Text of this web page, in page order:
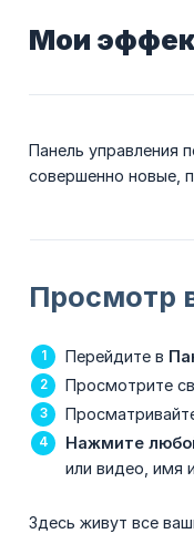
Мои
Панель управления
совершенно новые,
Просмотр
Перейдите в
Просмотрите
Нажмите
или видео, имя
Здесь живут все